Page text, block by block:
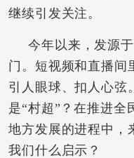
继续引发关注。
今年以来，发源
门。短视频和直播间
引人眼球、扣人心弦
是“村超”？在推进全
地方发展的进程中，
我们什么启示？